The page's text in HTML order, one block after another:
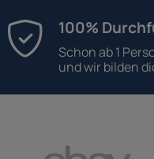
100%
Schon ab 1
und wir bilden